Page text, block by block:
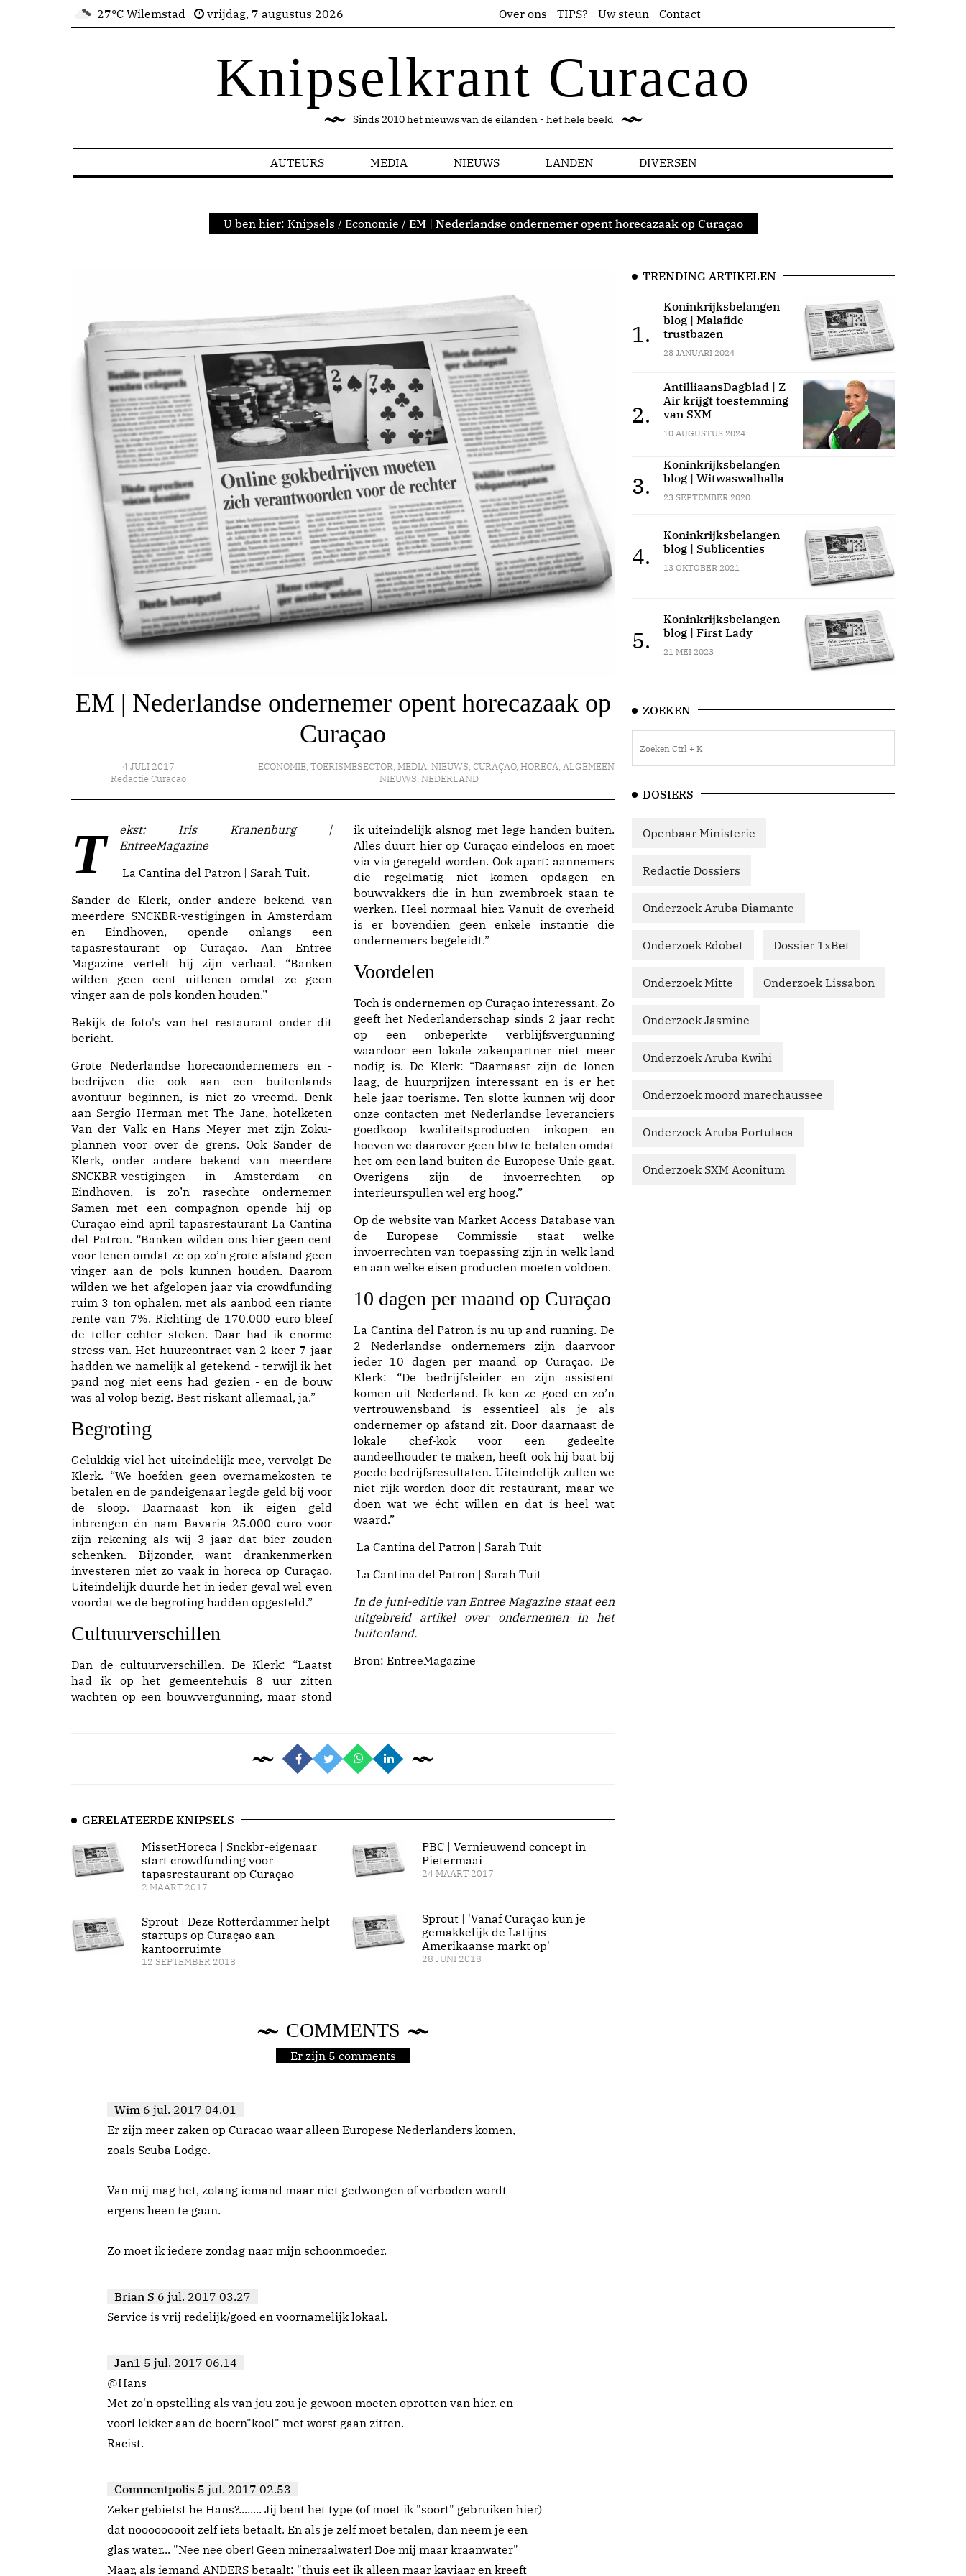
27°C Wilemstad vrijdag, 7 augustus 2026 Over ons TIPS? Uw steun Contact
Knipselkrant Curacao
Sinds 2010 het nieuws van de eilanden - het hele beeld
AUTEURS MEDIA NIEUWS LANDEN DIVERSEN
U ben hier: Knipsels / Economie / EM | Nederlandse ondernemer opent horecazaak op Curaçao
EM | Nederlandse ondernemer opent horecazaak op
Curaçao
4 JULI 2017
Redactie Curacao
ECONOMIE, TOERISMESECTOR, MEDIA, NIEUWS, CURAÇAO, HORECA, ALGEMEEN
NIEUWS, NEDERLAND
Tekst: Iris Kranenburg |
EntreeMagazine
La Cantina del Patron | Sarah Tuit.
Sander de Klerk, onder andere bekend van
meerdere SNCKBR-vestigingen in Amsterdam
en Eindhoven, opende onlangs een
tapasrestaurant op Curaçao. Aan Entree
Magazine vertelt hij zijn verhaal. “Banken
wilden geen cent uitlenen omdat ze geen
vinger aan de pols konden houden.”
Bekijk de foto's van het restaurant onder dit
bericht.
Grote Nederlandse horecaondernemers en -
bedrijven die ook aan een buitenlands
avontuur beginnen, is niet zo vreemd. Denk
aan Sergio Herman met The Jane, hotelketen
Van der Valk en Hans Meyer met zijn Zoku-
plannen voor over de grens. Ook Sander de
Klerk, onder andere bekend van meerdere
SNCKBR-vestigingen in Amsterdam en
Eindhoven, is zo’n rasechte ondernemer.
Samen met een compagnon opende hij op
Curaçao eind april tapasrestaurant La Cantina
del Patron. “Banken wilden ons hier geen cent
voor lenen omdat ze op zo’n grote afstand geen
vinger aan de pols kunnen houden. Daarom
wilden we het afgelopen jaar via crowdfunding
ruim 3 ton ophalen, met als aanbod een riante
rente van 7%. Richting de 170.000 euro bleef
de teller echter steken. Daar had ik enorme
stress van. Het huurcontract van 2 keer 7 jaar
hadden we namelijk al getekend - terwijl ik het
pand nog niet eens had gezien - en de bouw
was al volop bezig. Best riskant allemaal, ja.”
Begroting
Gelukkig viel het uiteindelijk mee, vervolgt De
Klerk. “We hoefden geen overnamekosten te
betalen en de pandeigenaar legde geld bij voor
de sloop. Daarnaast kon ik eigen geld
inbrengen én nam Bavaria 25.000 euro voor
zijn rekening als wij 3 jaar dat bier zouden
schenken. Bijzonder, want drankenmerken
investeren niet zo vaak in horeca op Curaçao.
Uiteindelijk duurde het in ieder geval wel even
voordat we de begroting hadden opgesteld.”
Cultuurverschillen
Dan de cultuurverschillen. De Klerk: “Laatst
had ik op het gemeentehuis 8 uur zitten
wachten op een bouwvergunning, maar stond
ik uiteindelijk alsnog met lege handen buiten.
Alles duurt hier op Curaçao eindeloos en moet
via via geregeld worden. Ook apart: aannemers
die regelmatig niet komen opdagen en
bouwvakkers die in hun zwembroek staan te
werken. Heel normaal hier. Vanuit de overheid
is er bovendien geen enkele instantie die
ondernemers begeleidt.”
Voordelen
Toch is ondernemen op Curaçao interessant. Zo
geeft het Nederlanderschap sinds 2 jaar recht
op een onbeperkte verblijfsvergunning
waardoor een lokale zakenpartner niet meer
nodig is. De Klerk: “Daarnaast zijn de lonen
laag, de huurprijzen interessant en is er het
hele jaar toerisme. Ten slotte kunnen wij door
onze contacten met Nederlandse leveranciers
goedkoop kwaliteitsproducten inkopen en
hoeven we daarover geen btw te betalen omdat
het om een land buiten de Europese Unie gaat.
Overigens zijn de invoerrechten op
interieurspullen wel erg hoog.”
Op de website van Market Access Database van
de Europese Commissie staat welke
invoerrechten van toepassing zijn in welk land
en aan welke eisen producten moeten voldoen.
10 dagen per maand op Curaçao
La Cantina del Patron is nu up and running. De
2 Nederlandse ondernemers zijn daarvoor
ieder 10 dagen per maand op Curaçao. De
Klerk: “De bedrijfsleider en zijn assistent
komen uit Nederland. Ik ken ze goed en zo’n
vertrouwensband is essentieel als je als
ondernemer op afstand zit. Door daarnaast de
lokale chef-kok voor een gedeelte
aandeelhouder te maken, heeft ook hij baat bij
goede bedrijfsresultaten. Uiteindelijk zullen we
niet rijk worden door dit restaurant, maar we
doen wat we écht willen en dat is heel wat
waard.”
La Cantina del Patron | Sarah Tuit
La Cantina del Patron | Sarah Tuit
In de juni-editie van Entree Magazine staat een
uitgebreid artikel over ondernemen in het
buitenland.
Bron: EntreeMagazine
GERELATEERDE KNIPSELS
MissetHoreca | Snckbr-eigenaar
start crowdfunding voor
tapasrestaurant op Curaçao
2 MAART 2017
Sprout | Deze Rotterdammer helpt
startups op Curaçao aan
kantoorruimte
12 SEPTEMBER 2018
PBC | Vernieuwend concept in
Pietermaai
24 MAART 2017
Sprout | 'Vanaf Curaçao kun je
gemakkelijk de Latijns-
Amerikaanse markt op'
28 JUNI 2018
COMMENTS
Er zijn 5 comments
Wim 6 jul. 2017 04.01
Er zijn meer zaken op Curacao waar alleen Europese Nederlanders komen,
zoals Scuba Lodge.
Van mij mag het, zolang iemand maar niet gedwongen of verboden wordt
ergens heen te gaan.
Zo moet ik iedere zondag naar mijn schoonmoeder.
Brian S 6 jul. 2017 03.27
Service is vrij redelijk/goed en voornamelijk lokaal.
Jan1 5 jul. 2017 06.14
@Hans
Met zo'n opstelling als van jou zou je gewoon moeten oprotten van hier. en
voorl lekker aan de boern"kool" met worst gaan zitten.
Racist.
Commentpolis 5 jul. 2017 02.53
Zeker gebietst he Hans?........ Jij bent het type (of moet ik "soort" gebruiken hier)
dat nooooooooit zelf iets betaalt. En als je zelf moet betalen, dan neem je een
glas water... "Nee nee ober! Geen mineraalwater! Doe mij maar kraanwater"
Maar, als iemand ANDERS betaalt: "thuis eet ik alleen maar kaviaar en kreeft
TRENDING ARTIKELEN
1.
Koninkrijksbelangen
blog | Malafide
trustbazen
28 JANUARI 2024
2.
AntilliaansDagblad | Z
Air krijgt toestemming
van SXM
10 AUGUSTUS 2024
3.
Koninkrijksbelangen
blog | Witwaswalhalla
23 SEPTEMBER 2020
4.
Koninkrijksbelangen
blog | Sublicenties
13 OKTOBER 2021
5.
Koninkrijksbelangen
blog | First Lady
21 MEI 2023
ZOEKEN
DOSIERS
Openbaar Ministerie
Redactie Dossiers
Onderzoek Aruba Diamante
Onderzoek Edobet Dossier 1xBet
Onderzoek Mitte Onderzoek Lissabon
Onderzoek Jasmine
Onderzoek Aruba Kwihi
Onderzoek moord marechaussee
Onderzoek Aruba Portulaca
Onderzoek SXM Aconitum